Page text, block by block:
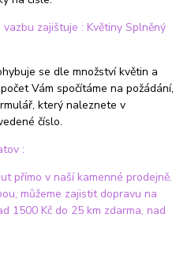
zajištuje : Květiny Splněný
se dle množství květin a
Vám spočítáme na požádání,
který naleznete v
číslo.
:
přímo v naší kamenné prodejně.
můžeme zajistit dopravu na
1500 Kč do 25 km zdarma, nad